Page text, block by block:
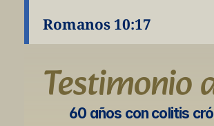
Romanos 10:17
Testimonio
60 años con colitis